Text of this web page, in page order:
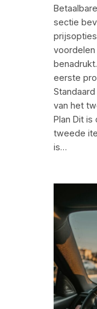
sectie
voordelen
eerste
van het
Plan Dit
tweede
is…